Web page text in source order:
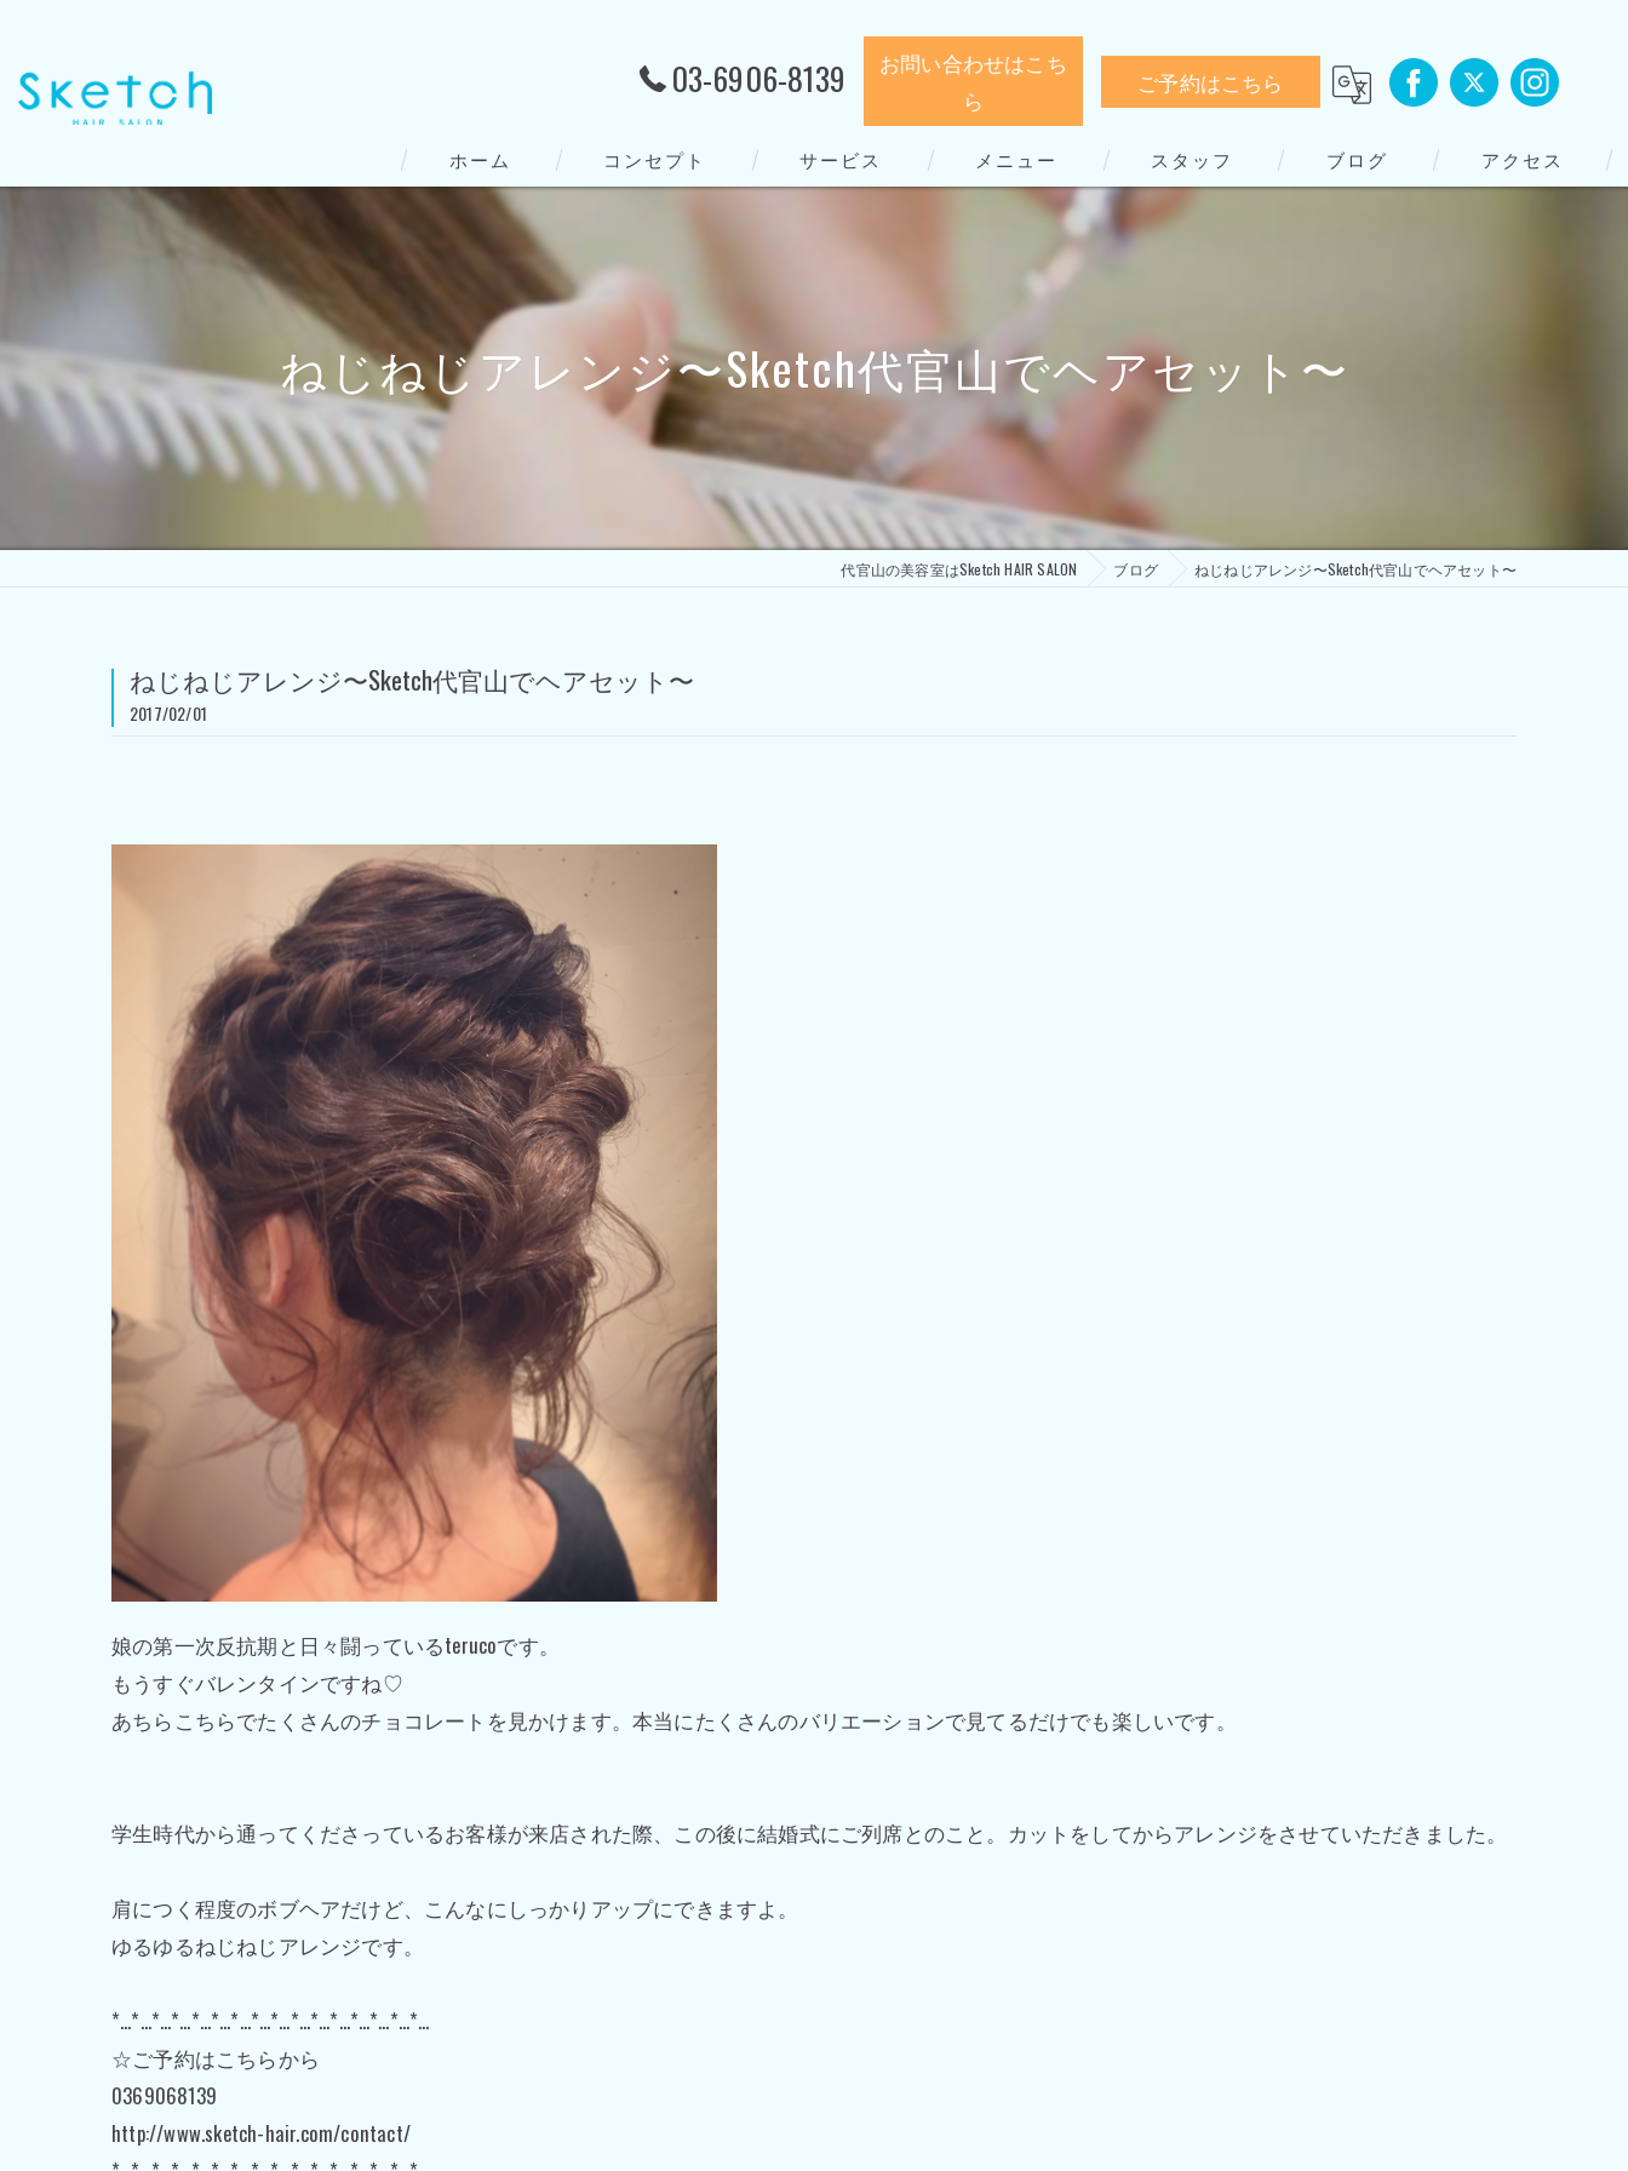
03-6906-8139
お問い合わせはこち
ら
ご予約はこちら
ホーム コンセプト サービス メニュー スタッフ ブログ アクセス
ねじねじアレンジ〜Sketch代官山でヘアセット〜
代官山の美容室はSketch HAIR SALON ブログ ねじねじアレンジ〜Sketch代官山でヘアセット〜
ねじねじアレンジ〜Sketch代官山でヘアセット〜
2017/02/01
娘の第一次反抗期と日々闘っているterucoです。
もうすぐバレンタインですね♡
あちらこちらでたくさんのチョコレートを見かけます。本当にたくさんのバリエーションで見てるだけでも楽しいです。
学生時代から通ってくださっているお客様が来店された際、この後に結婚式にご列席とのこと。カットをしてからアレンジをさせていただきました。
肩につく程度のボブヘアだけど、こんなにしっかりアップにできますよ。
ゆるゆるねじねじアレンジです。
*…*…*…*…*…*…*…*…*…*…*…*…*…*…*…*…
☆ご予約はこちらから
0369068139
http://www.sketch-hair.com/contact/